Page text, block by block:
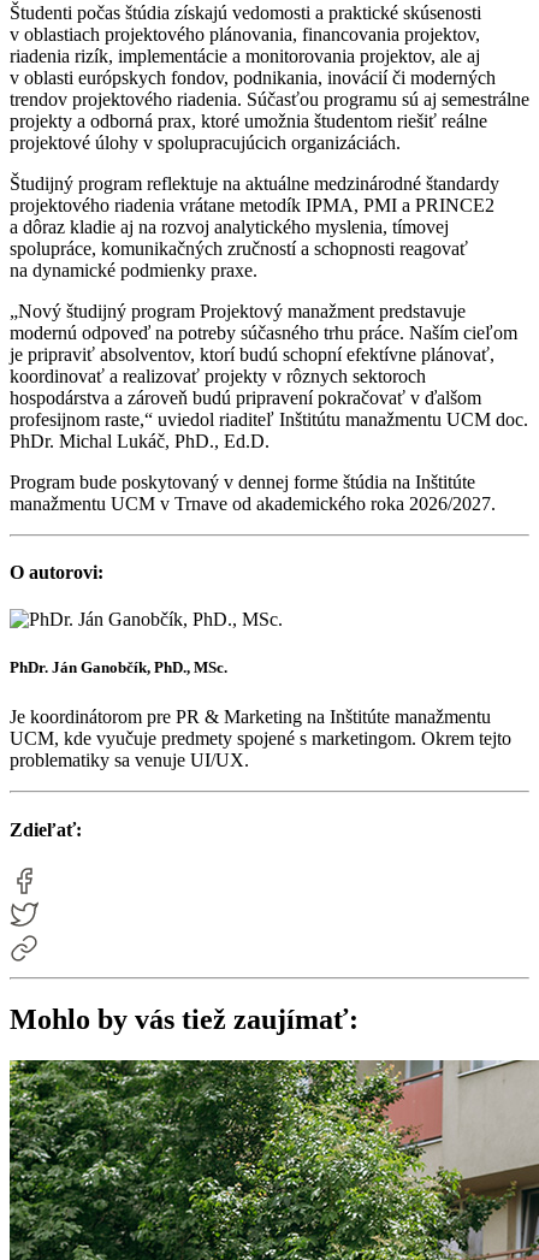
Študenti počas štúdia získajú vedomosti a praktické skúsenosti
v oblastiach projektového plánovania, financovania projektov,
riadenia rizík, implementácie a monitorovania projektov, ale aj
v oblasti európskych fondov, podnikania, inovácií či moderných
trendov projektového riadenia. Súčasťou programu sú aj semestrálne
projekty a odborná prax, ktoré umožnia študentom riešiť reálne
projektové úlohy v spolupracujúcich organizáciách.
Študijný program reflektuje na aktuálne medzinárodné štandardy
projektového riadenia vrátane metodík IPMA, PMI a PRINCE2
a dôraz kladie aj na rozvoj analytického myslenia, tímovej
spolupráce, komunikačných zručností a schopnosti reagovať
na dynamické podmienky praxe.
„Nový študijný program Projektový manažment predstavuje
modernú odpoveď na potreby súčasného trhu práce. Naším cieľom
je pripraviť absolventov, ktorí budú schopní efektívne plánovať,
koordinovať a realizovať projekty v rôznych sektoroch
hospodárstva a zároveň budú pripravení pokračovať v ďalšom
profesijnom raste,“ uviedol riaditeľ Inštitútu manažmentu UCM doc.
PhDr. Michal Lukáč, PhD., Ed.D.
Program bude poskytovaný v dennej forme štúdia na Inštitúte
manažmentu UCM v Trnave od akademického roka 2026/2027.
O autorovi:
PhDr. Ján Ganobčík, PhD., MSc.
Je koordinátorom pre PR & Marketing na Inštitúte manažmentu
UCM, kde vyučuje predmety spojené s marketingom. Okrem tejto
problematiky sa venuje UI/UX.
Zdieľať:
Mohlo by vás tiež zaujímať: